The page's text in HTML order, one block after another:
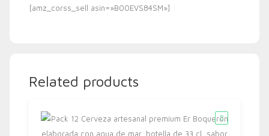
[amz_corss_sell asin=»B00EVS84SM»]
Related products